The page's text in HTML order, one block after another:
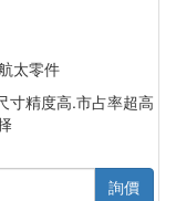
太零件
寸精度高.市占率超高
詢價